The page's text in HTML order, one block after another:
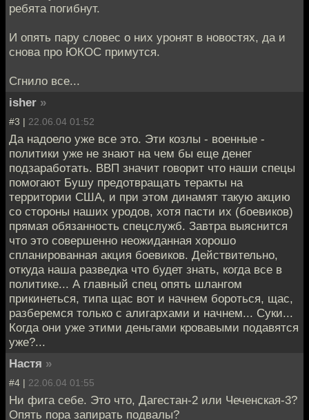
ребята погибнут.
И опять пару словес о них уронят в новостях, да и
снова про ЮКОС примутся.
Сгнило все...
isher »
#3 | 22.06.04 01:52
Да надоело уже все это. Эти козлы - военные -
политики уже не знают на чем бы еще денег
подзаработать. ВВП значит говорит что наши спецы
помогают Бушу предотвращать теракты на
территории США, и при этом динамят такую акцию
со стороны наших уродов, хотя пасти их (боевиков)
прямая обязанность спецслужб. Завтра выяснится
что это совершенно неожиданная хорошо
спланированная акция боевиков. Действительно,
откуда наша разведка что будет знать, когда все в
политике... А главный спец опять шлангом
прикинеться, типа щас вот и начнем бороться, щас,
разберемся только с алигархами и начнем... Суки...
Когда они уже этими деньгами кровавыми подавятся
уже?...
Настя »
#4 | 22.06.04 01:55
Ни фига себе. Это что, Дагестан-2 или Чеченская-3?
Опять пора запирать подвалы?